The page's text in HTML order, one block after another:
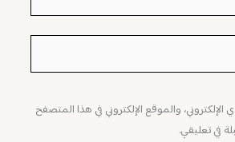
والموقع الإلكتروني في هذا المتصفح
في تعليقي.